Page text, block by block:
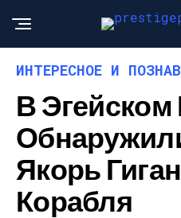
ИНТЕРЕСНОЕ И
В
Якорь
Корабля